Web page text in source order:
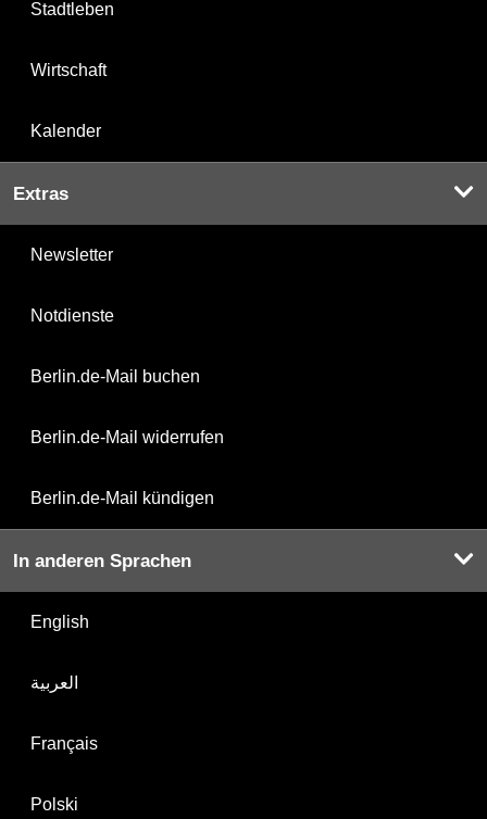
Stadtleben
Wirtschaft
Kalender
Extras
Newsletter
Notdienste
Berlin.de-Mail buchen
Berlin.de-Mail widerrufen
Berlin.de-Mail kündigen
In anderen Sprachen
English
العربية
Français
Polski